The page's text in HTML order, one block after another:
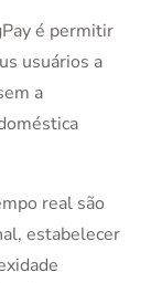
é permitir
usuários a
a
real são
estabelecer